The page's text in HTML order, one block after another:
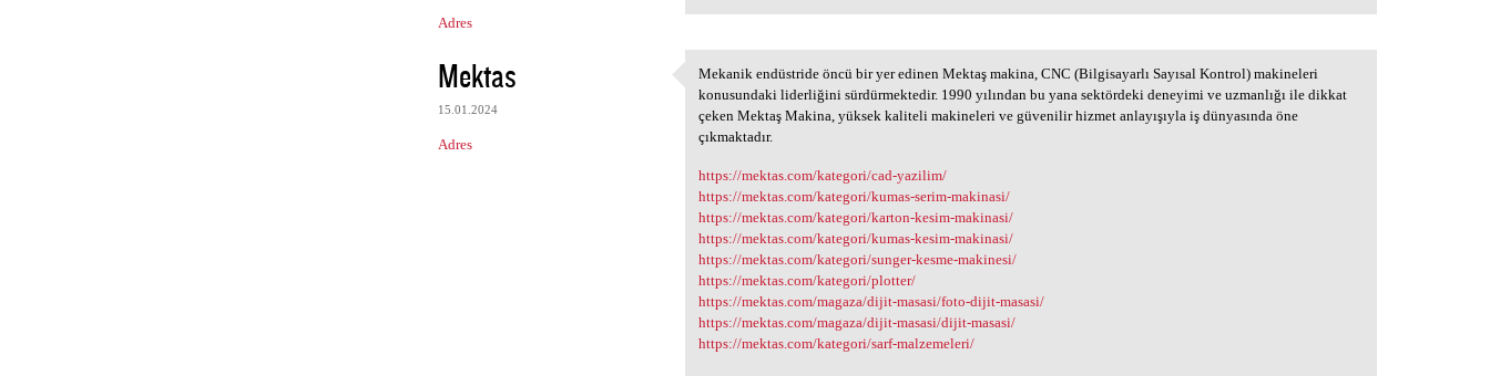
Adres
Mektas
15.01.2024
Adres
Mekanik endüstride öncü bir
Mekanik endüstride öncü bir yer edinen Mektaş makina, CNC (Bilgisayarlı Sayısal Kontrol) makineleri
konusundaki liderliğini sürdürmektedir. 1990 yılından bu yana sektördeki deneyimi ve uzmanlığı ile dikkat
çeken Mektaş Makina, yüksek kaliteli makineleri ve güvenilir hizmet anlayışıyla iş dünyasında öne
çıkmaktadır.
https://mektas.com/kategori/cad-yazilim/
https://mektas.com/kategori/kumas-serim-makinasi/
https://mektas.com/kategori/karton-kesim-makinasi/
https://mektas.com/kategori/kumas-kesim-makinasi/
https://mektas.com/kategori/sunger-kesme-makinesi/
https://mektas.com/kategori/plotter/
https://mektas.com/magaza/dijit-masasi/foto-dijit-masasi/
https://mektas.com/magaza/dijit-masasi/dijit-masasi/
https://mektas.com/kategori/sarf-malzemeleri/